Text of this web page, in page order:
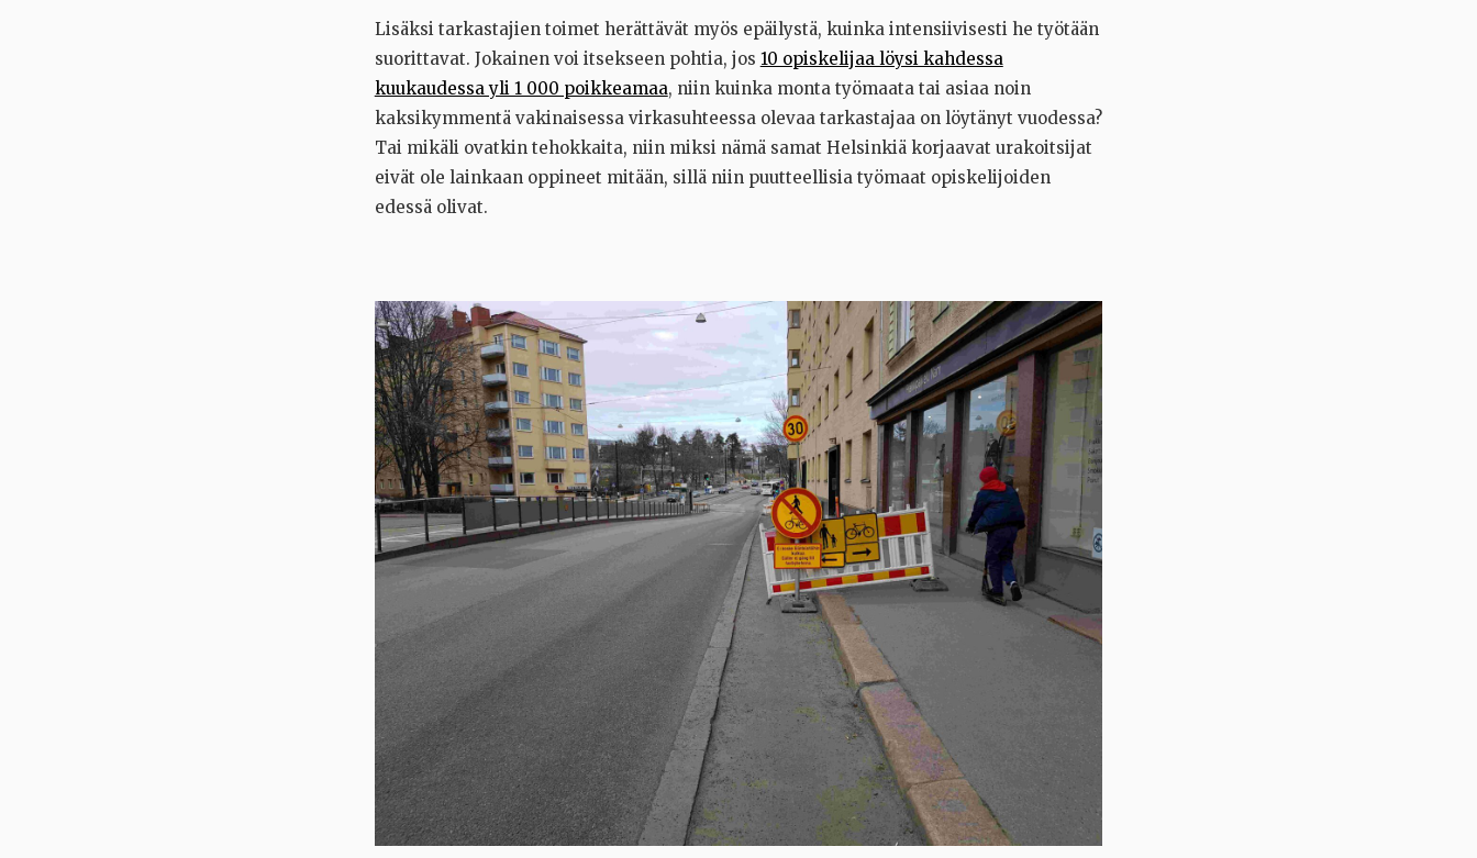
Lisäksi tarkastajien toimet herättävät myös epäilystä, kuinka intensiivisesti he työtään
suorittavat. Jokainen voi itsekseen pohtia, jos 10 opiskelijaa löysi kahdessa
kuukaudessa yli 1 000 poikkeamaa, niin kuinka monta työmaata tai asiaa noin
kaksikymmentä vakinaisessa virkasuhteessa olevaa tarkastajaa on löytänyt vuodessa?
Tai mikäli ovatkin tehokkaita, niin miksi nämä samat Helsinkiä korjaavat urakoitsijat
eivät ole lainkaan oppineet mitään, sillä niin puutteellisia työmaat opiskelijoiden
edessä olivat.